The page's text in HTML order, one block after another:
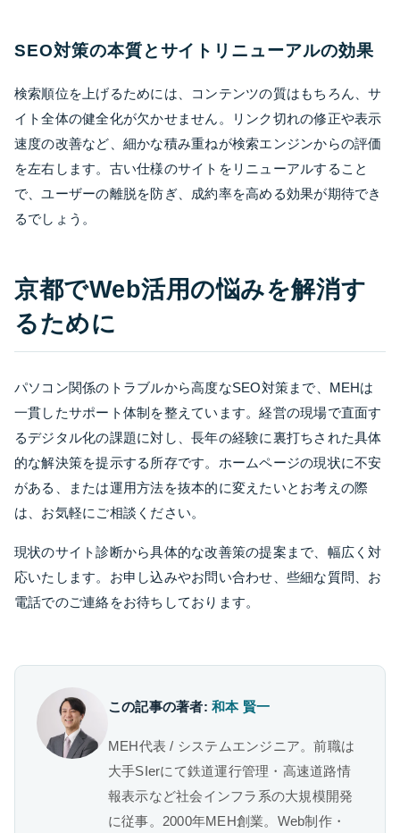
SEO対策の本質とサイトリニューアルの効果
検索順位を上げるためには、コンテンツの質はもちろん、サ
イト全体の健全化が欠かせません。リンク切れの修正や表示
速度の改善など、細かな積み重ねが検索エンジンからの評価
を左右します。古い仕様のサイトをリニューアルすること
で、ユーザーの離脱を防ぎ、成約率を高める効果が期待でき
るでしょう。
京都でWeb活用の悩みを解消す
るために
パソコン関係のトラブルから高度なSEO対策まで、MEHは
一貫したサポート体制を整えています。経営の現場で直面す
るデジタル化の課題に対し、長年の経験に裏打ちされた具体
的な解決策を提示する所存です。ホームページの現状に不安
がある、または運用方法を抜本的に変えたいとお考えの際
は、お気軽にご相談ください。
現状のサイト診断から具体的な改善策の提案まで、幅広く対
応いたします。お申し込みやお問い合わせ、些細な質問、お
電話でのご連絡をお待ちしております。
この記事の著者:和本 賢一
MEH代表 / システムエンジニア。前職は
大手SIerにて鉄道運行管理・高速道路情
報表示など社会インフラ系の大規模開発
に従事。2000年MEH創業。Web制作・